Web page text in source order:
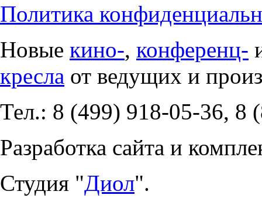
Политика
Новые кино-, конференц-
кресла от ведущих и
Тел.: 8 (499) 918-05-36, 8
Разработка сайта и
Студия "Диол".